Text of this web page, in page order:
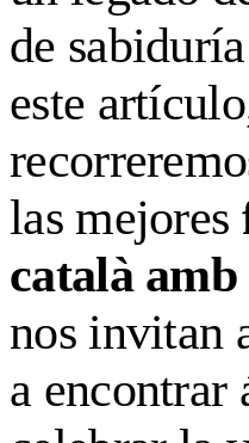
de
este
las mejores
català amb
nos invitan
a encontrar